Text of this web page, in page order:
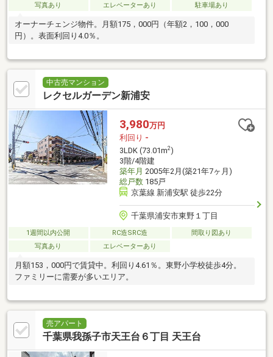
写真あり エレベーターあり 駐車場あり
オーナーチェンジ物件。月額175，000円（年額2，100，000
円）。表面利回り4.0％。
中古売マンション
レクセルガーデン新浦安
3,980万円
利回り -
3LDK (73.01m2)
3階/4階建
築年月 2005年2月(築21年7ヶ月)
総戸数185戸
京葉線 新浦安駅 徒歩22分
千葉県浦安市東野１丁目
1週間以内公開 RC造SRC造
間取り図あり
写真あり
エレベーターあり
月額153，000円で賃貸中。利回り4.61％。東野小学校徒歩4分。
ファミリーに需要が多いエリア。
売アパート
千葉県我孫子市天王台６丁目 天王台